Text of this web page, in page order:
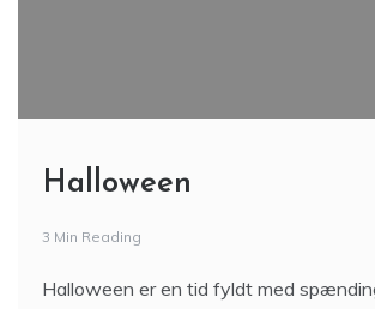
Halloween
3 Min Reading
Halloween er en tid fyldt med